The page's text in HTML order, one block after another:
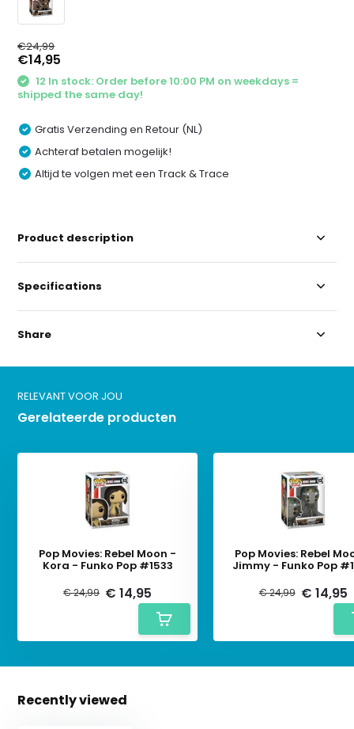
€24,99
€14,95
12 In stock: Order before 10:00 PM on weekdays =
shipped the same day!
Gratis Verzending en Retour (NL)
Achteraf betalen mogelijk!
Altijd te volgen met een Track & Trace
Product description
Specifications
Share
RELEVANT VOOR JOU
Gerelateerde producten
Pop Movies: Rebel Moon -
Kora - Funko Pop #1533
€ 24,99 € 14,95
Pop Movies: Rebel
Jimmy - Funko Pop
€ 24,99 € 14,95
Recently viewed